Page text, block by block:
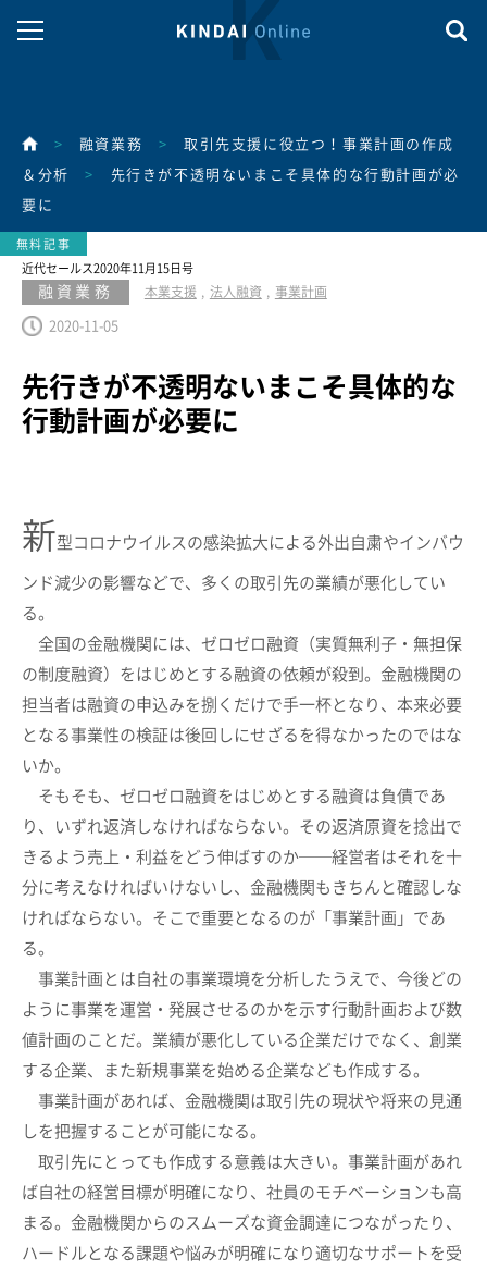
> 融資業務 > 取引先支援に役立つ！事業計画の作成
＆分析 > 先行きが不透明ないまこそ具体的な行動計画が必
要に
近代セールス2020年11月15日号
融資業務 本業支援 法人融資 事業計画
2020-11-05
先行きが不透明ないまこそ具体的な
行動計画が必要に
新型コロナウイルスの感染拡大による外出自粛やインバウ
ンド減少の影響などで、多くの取引先の業績が悪化してい
る。
全国の金融機関には、ゼロゼロ融資（実質無利子・無担保
の制度融資）をはじめとする融資の依頼が殺到。金融機関の
担当者は融資の申込みを捌くだけで手一杯となり、本来必要
となる事業性の検証は後回しにせざるを得なかったのではな
いか。
そもそも、ゼロゼロ融資をはじめとする融資は負債であ
り、いずれ返済しなければならない。その返済原資を捻出で
きるよう売上・利益をどう伸ばすのか──経営者はそれを十
分に考えなければいけないし、金融機関もきちんと確認しな
ければならない。そこで重要となるのが「事業計画」であ
る。
事業計画とは自社の事業環境を分析したうえで、今後どの
ように事業を運営・発展させるのかを示す行動計画および数
値計画のことだ。業績が悪化している企業だけでなく、創業
する企業、また新規事業を始める企業なども作成する。
事業計画があれば、金融機関は取引先の現状や将来の見通
しを把握することが可能になる。
取引先にとっても作成する意義は大きい。事業計画があれ
ば自社の経営目標が明確になり、社員のモチベーションも高
まる。金融機関からのスムーズな資金調達につながったり、
ハードルとなる課題や悩みが明確になり適切なサポートを受